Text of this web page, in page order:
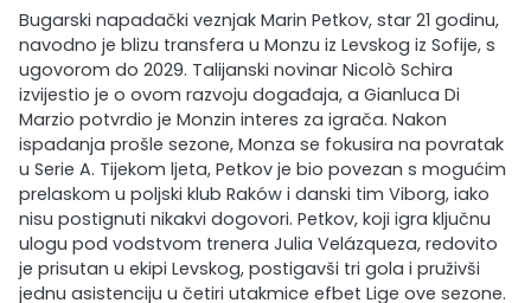
Bugarski napadački veznjak Marin Petkov, star 21 godinu,
navodno je blizu transfera u Monzu iz Levskog iz Sofije, s
ugovorom do 2029. Talijanski novinar Nicolò Schira
izvijestio je o ovom razvoju događaja, a Gianluca Di
Marzio potvrdio je Monzin interes za igrača. Nakon
ispadanja prošle sezone, Monza se fokusira na povratak
u Serie A. Tijekom ljeta, Petkov je bio povezan s mogućim
prelaskom u poljski klub Raków i danski tim Viborg, iako
nisu postignuti nikakvi dogovori. Petkov, koji igra ključnu
ulogu pod vodstvom trenera Julia Velázqueza, redovito
je prisutan u ekipi Levskog, postigavši tri gola i pruživši
jednu asistenciju u četiri utakmice efbet Lige ove sezone.